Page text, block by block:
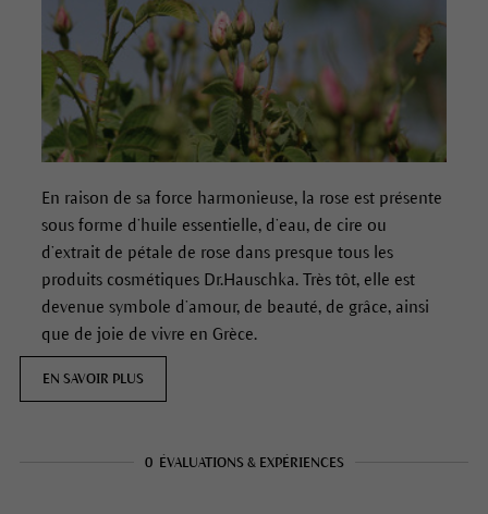
En raison de sa force harmonieuse, la rose est présente
sous forme d’huile essentielle, d’eau, de cire ou
d’extrait de pétale de rose dans presque tous les
produits cosmétiques Dr.Hauschka. Très tôt, elle est
devenue symbole d’amour, de beauté, de grâce, ainsi
que de joie de vivre en Grèce.
EN SAVOIR PLUS
0 ÉVALUATIONS & EXPÉRIENCES